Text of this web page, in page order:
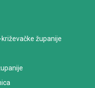
županije